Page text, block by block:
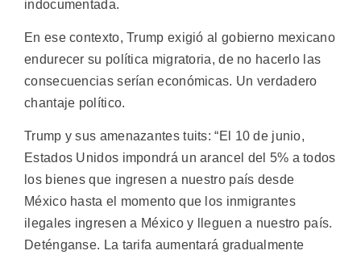
indocumentada.
En ese contexto, Trump exigió al gobierno mexicano
endurecer su política migratoria, de no hacerlo las
consecuencias serían económicas. Un verdadero
chantaje político.
Trump y sus amenazantes tuits: “El 10 de junio,
Estados Unidos impondrá un arancel del 5% a todos
los bienes que ingresen a nuestro país desde
México hasta el momento que los inmigrantes
ilegales ingresen a México y lleguen a nuestro país.
Deténganse. La tarifa aumentará gradualmente